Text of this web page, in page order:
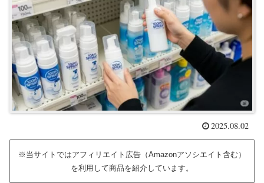
2025.08.02
※当サイトではアフィリエイト広告（Amazonアソシエイト含む）
を利用して商品を紹介しています。